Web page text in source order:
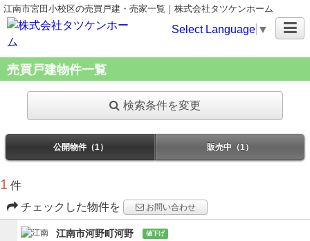
江南市宮田小校区の売買戸建・売家一覧｜株式会社タツケンホーム
Select Language ▼
売買戸建物件一覧
検索条件を変更
公開物件（1） 販売中（1）
1 件
チェックした物件を
お問い合わせ
江南市河野町河野 値下げ